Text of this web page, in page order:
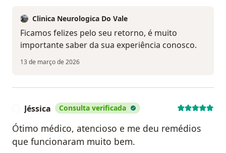
Clinica Neurologica Do Vale
Ficamos felizes pelo seu retorno, é muito
importante saber da sua experiência conosco.
13 de março de 2026
Jéssica Consulta verificada
Ótimo médico, atencioso e me deu remédios
que funcionaram muito bem.